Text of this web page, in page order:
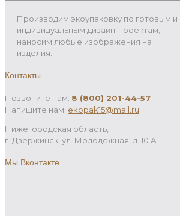
Производим экоупаковку по готовым и
индивидуальным дизайн-проектам,
наносим любые изображения на
изделия.
Контакты
Позвоните нам: 8 (800) 201-44-57
Напишите нам: ekopak15@mail.ru
Нижегородская область,
г. Дзержинск, ул. Молодёжная, д. 10 А
Мы Вконтакте